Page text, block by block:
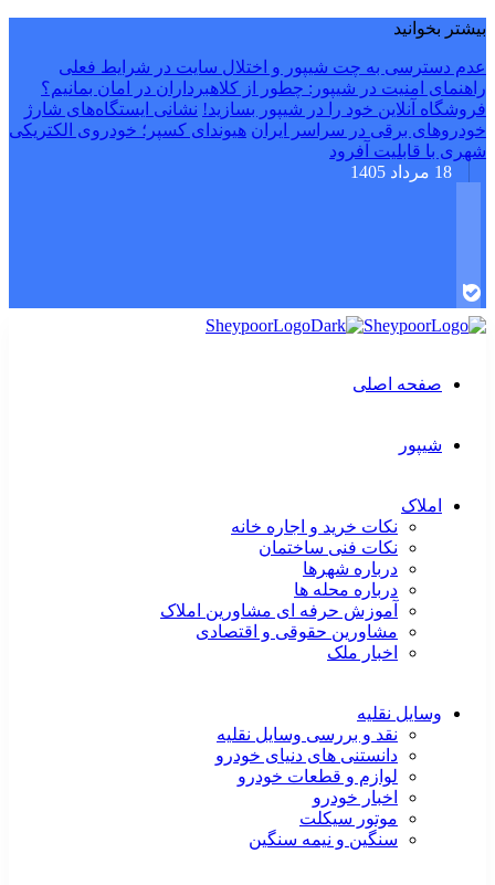
بیشتر بخوانید
عدم دسترسی به چت شیپور و اختلال سایت در شرایط فعلی
راهنمای امنیت در شیپور: چطور از کلاهبرداران در امان بمانیم؟
فروشگاه آنلاین خود را در شیپور بسازید! نشانی ایستگاه‌های شارژ
خودروهای برقی در سراسر ایران هیوندای کسپر؛ خودروی الکتریکی
شهری با قابلیت آفرود
18 مرداد 1405
صفحه اصلی
شیپور
املاک
نکات خرید و اجاره خانه
نکات فنی ساختمان
درباره شهرها
درباره محله ها
آموزش حرفه ای مشاورین املاک
مشاورین حقوقی و اقتصادی
اخبار ملک
وسایل نقلیه
نقد و بررسی وسایل نقلیه
دانستنی های دنیای خودرو
لوازم و قطعات خودرو
اخبار خودرو
موتور سیکلت
سنگین و نیمه سنگین